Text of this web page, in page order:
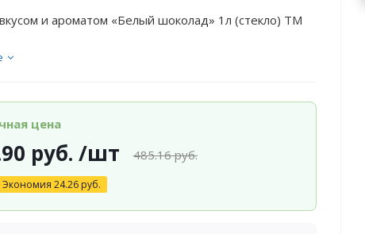
и ароматом «Белый шоколад» 1л (стекло) ТМ
цена
руб. /шт 485.16руб.
Экономия 24.26руб.